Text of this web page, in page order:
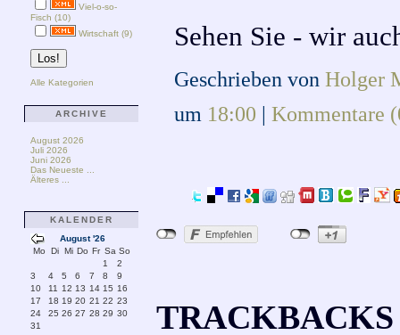
Viel-o-so-
Fisch (10)
Wirtschaft (9)
Alle Kategorien
ARCHIVE
August 2026
Juli 2026
Juni 2026
Das Neueste ...
Älteres ...
KALENDER
August '26
Mo
Di Mi Do Fr Sa So
1
2
3
4 5 6 7 8
9
10
11 12 13 14 15 16
17
18 19 20 21 22 23
24
25 26 27 28 29 30
31
Sehen Sie - wir
Geschrieben von Holger
um 18:00 | Kommentare
TRACKBACKS